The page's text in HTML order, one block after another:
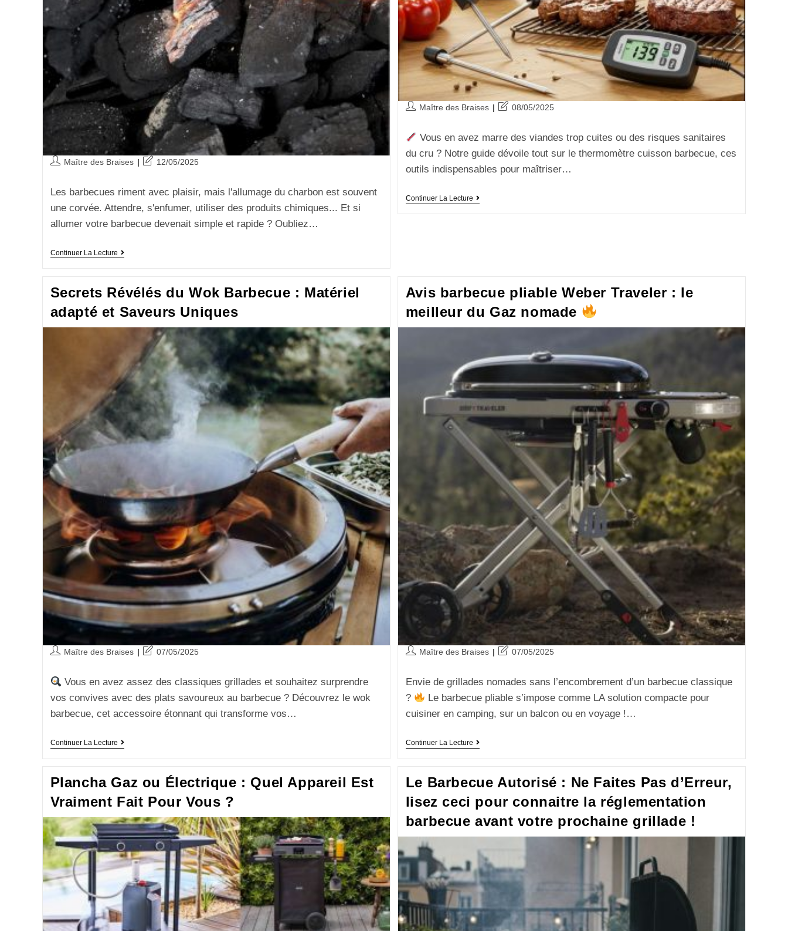
Maître des Braises 12/05/2025
Les barbecues riment avec plaisir, mais l'allumage du charbon est souvent
une corvée. Attendre, s'enfumer, utiliser des produits chimiques... Et si
allumer votre barbecue devenait simple et rapide ? Oubliez…
Continuer La Lecture
Maître des Braises 08/05/2025
Vous en avez marre des viandes trop cuites ou des risques sanitaires
du cru ? Notre guide dévoile tout sur le thermomètre cuisson barbecue, ces
outils indispensables pour maîtriser…
Continuer La Lecture
Secrets Révélés du Wok Barbecue : Matériel
adapté et Saveurs Uniques
Maître des Braises 07/05/2025
Vous en avez assez des classiques grillades et souhaitez surprendre
vos convives avec des plats savoureux au barbecue ? Découvrez le wok
barbecue, cet accessoire étonnant qui transforme vos…
Continuer La Lecture
Avis barbecue pliable Weber Traveler : le
meilleur du Gaz nomade
Maître des Braises 07/05/2025
Envie de grillades nomades sans l’encombrement d’un barbecue classique
?
Le barbecue pliable s’impose comme LA solution compacte pour
cuisiner en camping, sur un balcon ou en voyage !…
Continuer La Lecture
Plancha Gaz ou Électrique : Quel Appareil Est
Vraiment Fait Pour Vous ?
Le Barbecue Autorisé : Ne Faites Pas d’Erreur,
lisez ceci pour connaitre la réglementation
barbecue avant votre prochaine grillade !